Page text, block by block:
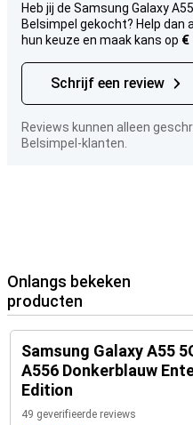
Heb jij de Samsung Galaxy
Belsimpel gekocht? Help dan
hun keuze en maak kans op €
Schrijf een review
Reviews kunnen alleen
Belsimpel-klanten.
Onlangs bekeken
producten
Samsung Galaxy A55
A556 Donkerblauw
Edition
49 geverifieerde reviews